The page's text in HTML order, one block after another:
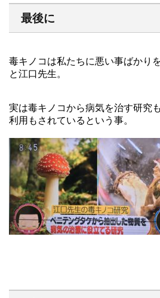
最後に
毒キノコは私たちに悪い事ばかり
と江口先生。
実は毒キノコから病気を治す研究
利用もされているという事。